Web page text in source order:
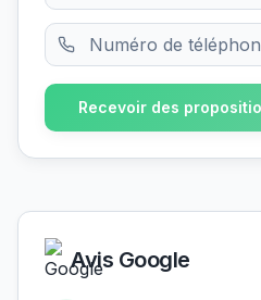
Recevoir des
Avis Google